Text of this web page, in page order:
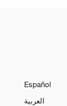
Español
العربية